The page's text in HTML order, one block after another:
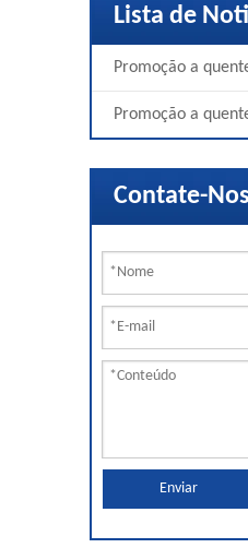
Lista de
Promoção a
Promoção a
Contate-Nos
Enviar